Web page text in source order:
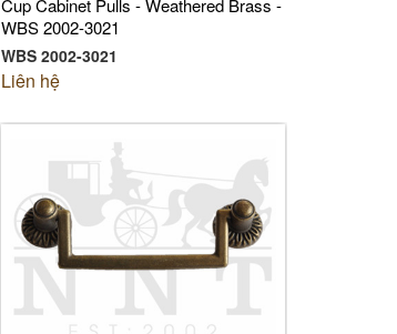
Cup Cabinet Pulls - Weathered Brass -
WBS 2002-3021
WBS 2002-3021
Liên hệ